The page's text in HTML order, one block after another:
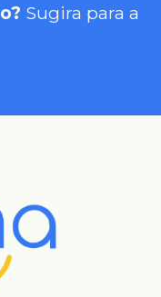
Sugira para a